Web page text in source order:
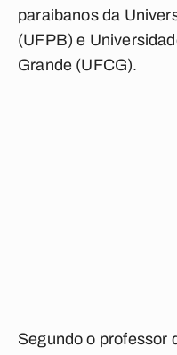
paraibanos da
(UFPB) e
Grande (UFCG).
Segundo o professor